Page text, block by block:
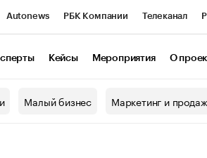
Autonews РБК Компании Телеканал
Кейсы Мероприятия О
Малый бизнес Маркетинг и